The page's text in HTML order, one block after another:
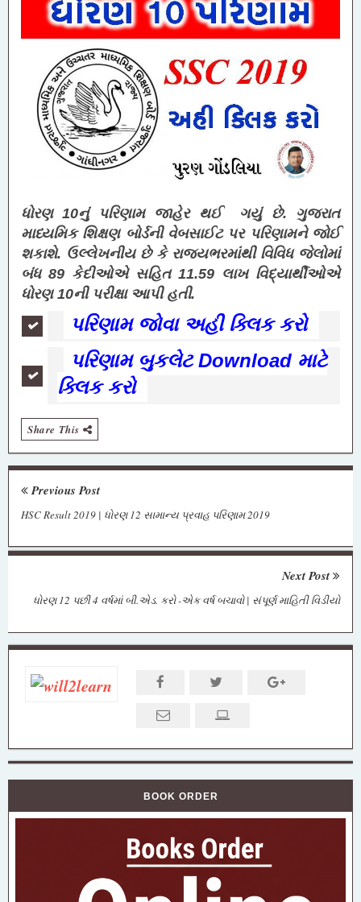
ધોરણ 10નું પરિણામ જાહેર થઈ ગયું છે. ગુજરાત
માધ્યમિક શિક્ષણ બોર્ડની વેબસાઈટ પર પરિણામને જોઈ
શકાશે. ઉલ્લેખનીય છે કે રાજ્યભરમાંથી વિવિધ જેલોમાં
બંધ 89 કેદીઓએ સહિત 11.59 લાખ વિદ્યાર્થીઓએ
ધોરણ 10ની પરીક્ષા આપી હતી.
પરિણામ જોવા અહી ક્લિક કરો
પરિણામ બુકલેટ Download માટે
ક્લિક કરો
Share This
Previous Post
HSC Result 2019 | ધોરણ 12 સામાન્ય પ્રવાહ પરિણામ 2019
Next Post
ધોરણ 12 પછી 4 વર્ષમાં બી.એડ. કરો -એક વર્ષ બચાવો | સંપૂર્ણ માહિતી વિડીયો
BOOK ORDER